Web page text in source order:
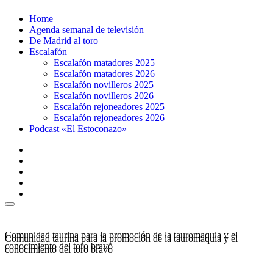
contenido
Home
Agenda semanal de televisión
De Madrid al toro
Escalafón
Escalafón matadores 2025
Escalafón matadores 2026
Escalafón novilleros 2025
Escalafón novilleros 2026
Escalafón rejoneadores 2025
Escalafón rejoneadores 2026
Podcast «El Estoconazo»
Comunidad taurina para la promoción de la tauromaquia y el
conocimiento del toro bravo
Comunidad taurina para la promoción de la tauromaquia y el
conocimiento del toro bravo